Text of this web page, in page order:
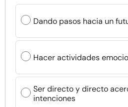
Dando pasos hacia un
Hacer actividades
Ser directo y directo
intenciones